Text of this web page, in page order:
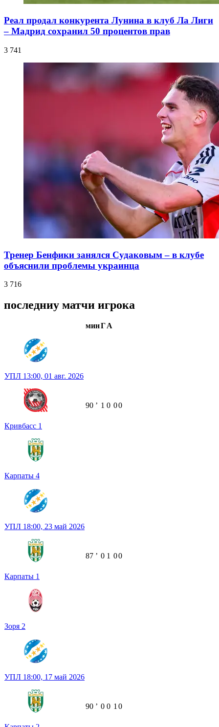
Реал продал конкурента Лунина в клуб Ла Лиги
– Мадрид сохранил 50 процентов прав
3 741
Тренер Бенфики занялся Судаковым – в клубе
объяснили проблемы украинца
3 716
последниу матчи игрока
минГА
УПЛ 13:00, 01 авг. 2026
Кривбасс 1
Карпаты 4
90 ʼ 1 0 00
УПЛ 18:00, 23 май 2026
Карпаты 1
Зоря 2
87 ʼ 0 1 00
УПЛ 18:00, 17 май 2026
90 ʼ 0 0 1 0